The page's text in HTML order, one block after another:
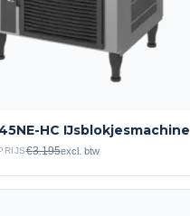
HC IJsblokjesmachine
€3.195excl. btw